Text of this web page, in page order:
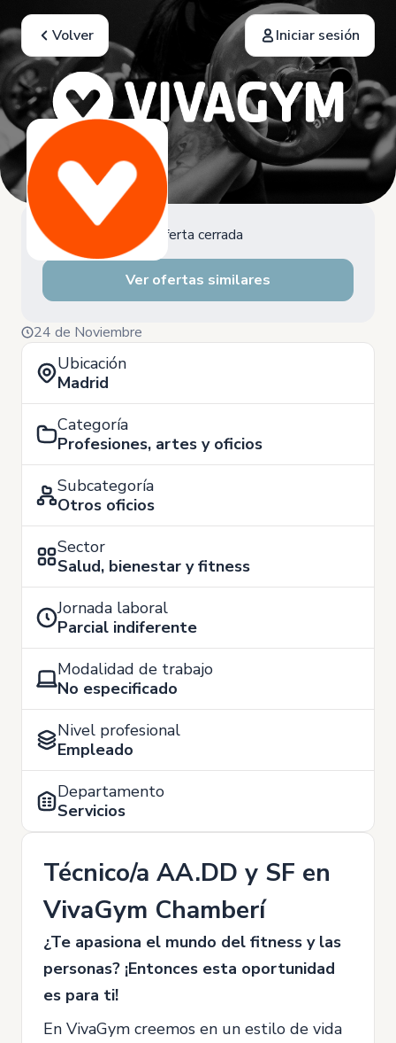
Volver Iniciar sesión
Oferta cerrada
Ver ofertas similares
24 de Noviembre
Ubicación
Madrid
Categoría
Profesiones, artes y oficios
Subcategoría
Otros oficios
Sector
Salud, bienestar y fitness
Jornada laboral
Parcial indiferente
Modalidad de trabajo
No especificado
Nivel profesional
Empleado
Departamento
Servicios
Técnico/a AA.DD y SF en
VivaGym Chamberí
¿Te apasiona el mundo del fitness y las
personas? ¡Entonces esta oportunidad
es para ti!
En VivaGym creemos en un estilo de vida